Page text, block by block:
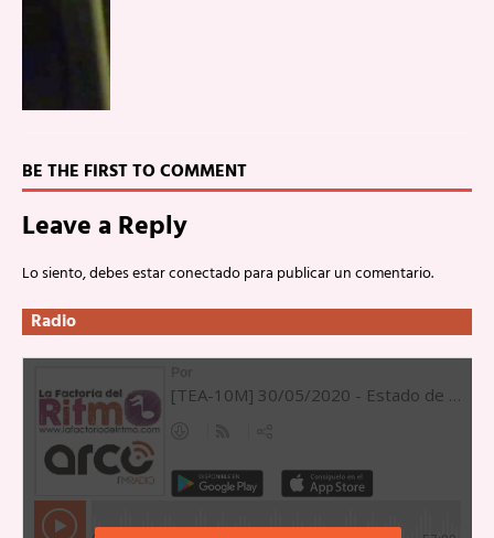
BE THE FIRST TO COMMENT
Leave a Reply
Lo siento, debes estarconectadopara publicar un comentario.
Radio